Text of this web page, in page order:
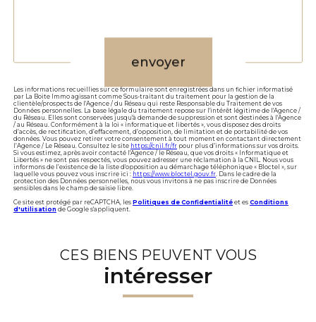
envoyer
Les informations recueillies sur ce formulaire sont enregistrées dans un fichier informatisé
par La Boite Immo agissant comme Sous-traitant du traitement pour la gestion de la
clientèle/prospects de l'Agence / du Réseau qui reste Responsable du Traitement de vos
Données personnelles. La base légale du traitement repose sur l'intérêt légitime de l'Agence /
du Réseau. Elles sont conservées jusqu'à demande de suppression et sont destinées à l'Agence
/ au Réseau. Conformément à la loi « informatique et libertés », vous disposez des droits
d’accès, de rectification, d’effacement, d’opposition, de limitation et de portabilité de vos
données. Vous pouvez retirer votre consentement à tout moment en contactant directement
l’Agence / Le Réseau. Consultez le site https://cnil.fr/fr pour plus d’informations sur vos droits.
Si vous estimez, après avoir contacté l'Agence / le Réseau, que vos droits « Informatique et
Libertés » ne sont pas respectés, vous pouvez adresser une réclamation à la CNIL. Nous vous
informons de l’existence de la liste d'opposition au démarchage téléphonique « Bloctel », sur
laquelle vous pouvez vous inscrire ici : https://www.bloctel.gouv.fr . Dans le cadre de la
protection des Données personnelles, nous vous invitons à ne pas inscrire de Données
sensibles dans le champ de saisie libre.
Ce site est protégé par reCAPTCHA, les Politiques de Confidentialité et es Conditions
d'utilisation de Google s'appliquent.
CES BIENS PEUVENT VOUS
intéresser